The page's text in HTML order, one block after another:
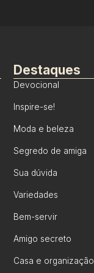
Destaques
Devocional
Inspire-se!
Moda e beleza
Segredo de amiga
Sua dúvida
Variedades
Bem-servir
Amigo secreto
Casa e organização